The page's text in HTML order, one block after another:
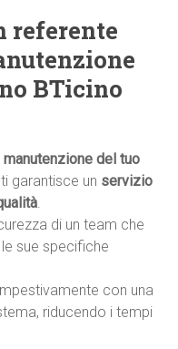
referente
BTicino
manutenzione del tuo
ti garantisce un servizio
.
di un team che
sue specifiche
con una
riducendo i tempi